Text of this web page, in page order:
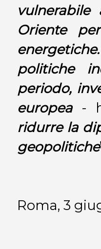
vulnerabile
Oriente
politiche
periodo,
europea-
ridurre la
geopolitiche
Roma, 3